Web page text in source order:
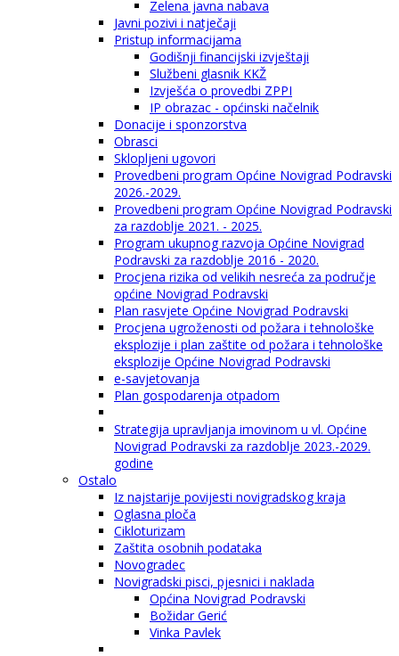
Zelena javna nabava
Javni pozivi i natječaji
Pristup informacijama
Godišnji financijski izvještaji
Službeni glasnik KKŽ
Izvješća o provedbi ZPPI
IP obrazac - općinski načelnik
Donacije i sponzorstva
Obrasci
Sklopljeni ugovori
Provedbeni program Općine Novigrad Podravski
2026.-2029.
Provedbeni program Općine Novigrad Podravski
za razdoblje 2021. - 2025.
Program ukupnog razvoja Općine Novigrad
Podravski za razdoblje 2016 - 2020.
Procjena rizika od velikih nesreća za područje
općine Novigrad Podravski
Plan rasvjete Općine Novigrad Podravski
Procjena ugroženosti od požara i tehnološke
eksplozije i plan zaštite od požara i tehnološke
eksplozije Općine Novigrad Podravski
e-savjetovanja
Plan gospodarenja otpadom
Strategija upravljanja imovinom u vl. Općine
Novigrad Podravski za razdoblje 2023.-2029.
godine
Ostalo
Iz najstarije povijesti novigradskog kraja
Oglasna ploča
Cikloturizam
Zaštita osobnih podataka
Novogradec
Novigradski pisci, pjesnici i naklada
Općina Novigrad Podravski
Božidar Gerić
Vinka Pavlek